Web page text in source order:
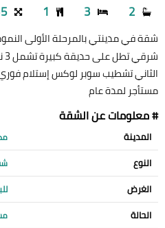
2
3
1
شقة في مدينتي بالمرحلة الأولى
مستأجر لمدة عام
# معلومات عن الشقة
المدينة
النوع
الغرض
الحالة